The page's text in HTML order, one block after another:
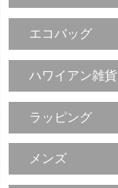
エコバッグ
ハワイアン雑貨
ラッピング
メンズ